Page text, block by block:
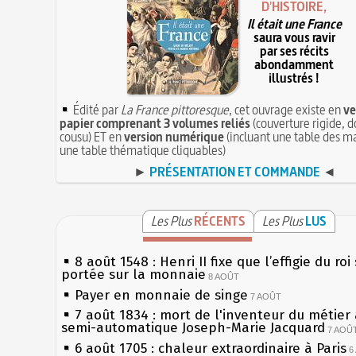
D'HISTOIRE,
Il était une France
saura vous ravir
par ses récits
abondamment
illustrés !
Édité parLa France pittoresque, cet ouvrage existe en
papier comprenant 3 volumes reliés(couverture rigide,
cousu) ET enversion numérique(incluant une table des
une table thématique cliquables)
► PRÉSENTATION ET COMMANDE ◄
Les PlusRÉCENTS Les PlusLUS
8 août 1548 : Henri II fixe que l’effigie du roi
portée sur la monnaie 8 AOÛT
Payer en monnaie de singe 7 AOÛT
7 août 1834 : mort de l'inventeur du métier
semi-automatique Joseph-Marie Jacquard 7
6 août 1705 : chaleur extraordinaire à Paris 6